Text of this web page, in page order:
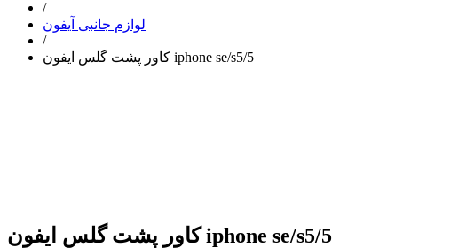
/
لوازم جانبی آیفون
/
کاور پشت گلس ایفون iphone se/s5/5
کاور پشت گلس ایفون iphone se/s5/5